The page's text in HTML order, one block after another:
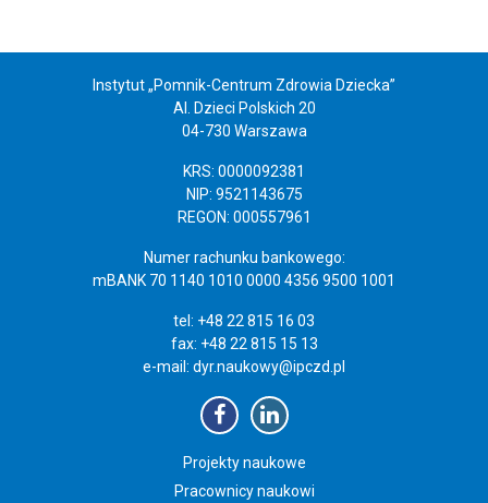
Instytut „Pomnik-Centrum Zdrowia Dziecka”
Al. Dzieci Polskich 20
04-730 Warszawa
KRS: 0000092381
NIP: 9521143675
REGON: 000557961
Numer rachunku bankowego:
mBANK 70 1140 1010 0000 4356 9500 1001
tel: +48 22 815 16 03
fax: +48 22 815 15 13
e-mail: dyr.naukowy@ipczd.pl
Projekty naukowe
Pracownicy naukowi